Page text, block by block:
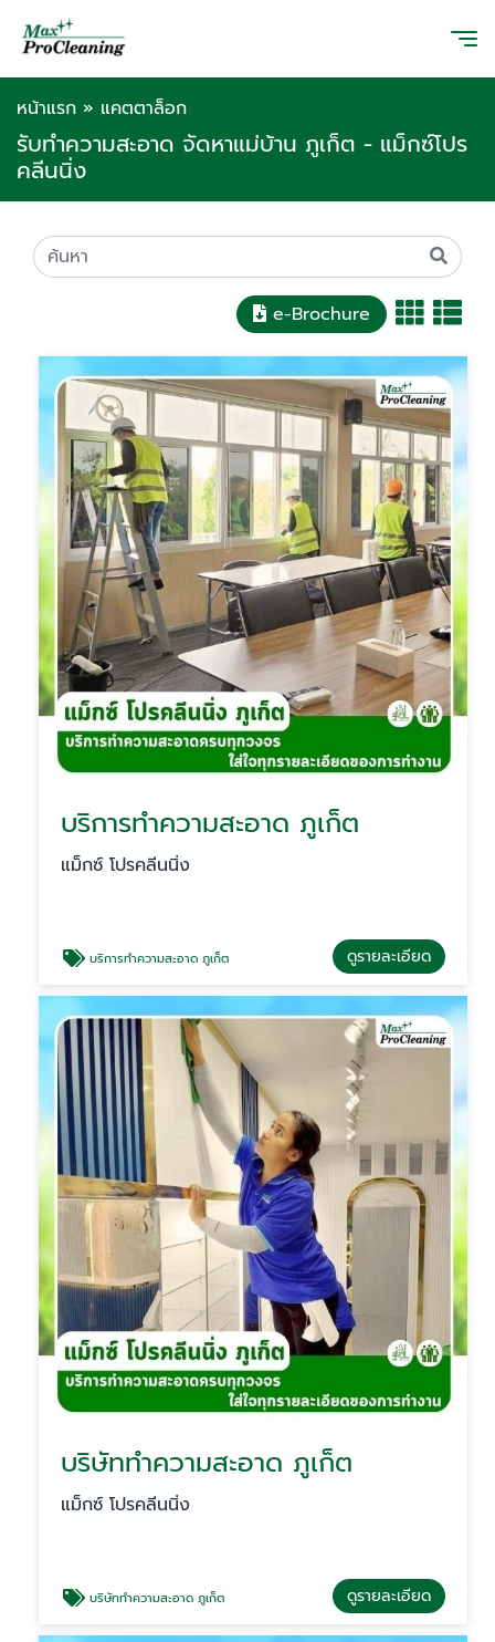
หน้าแรก » แคตตาล็อก
รับทำความสะอาด จัดหาแม่บ้าน ภูเก็ต - แม็กซ์โปร
คลีนนิ่ง
e-Brochure
บริการทำความสะอาด ภูเก็ต
แม็กซ์ โปรคลีนนิ่ง
บริการทำความสะอาด ภูเก็ต ดูรายละเอียด
บริษัททำความสะอาด ภูเก็ต
แม็กซ์ โปรคลีนนิ่ง
บริษัททำความสะอาด ภูเก็ต ดูรายละเอียด